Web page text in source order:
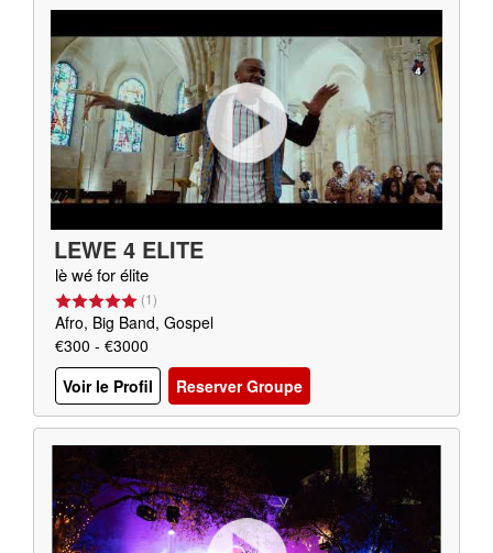
LEWE 4 ELITE
lè wé for élite
(1)
Afro, Big Band, Gospel
€300 - €3000
Voir le Profil
Reserver Groupe